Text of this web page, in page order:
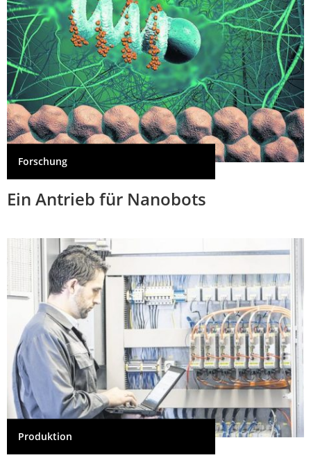
Forschung
Ein Antrieb für Nanobots
Produktion